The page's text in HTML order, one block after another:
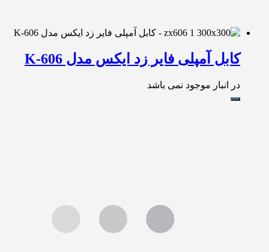
کابل آمپلی فایر زد ایکس مدل K-606
در انبار موجود نمی باشد